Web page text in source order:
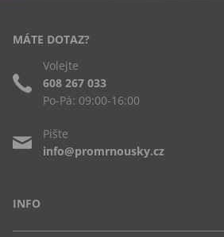
INFO
MÁTE DOTAZ?
Volejte
608 267 033
Po-Pá: 09:00-16:00
Pište
info@promrnousky.cz